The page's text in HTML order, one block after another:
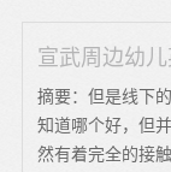
宣武周边幼
摘要：但是线下
知道哪个好，但
然有着完全的接